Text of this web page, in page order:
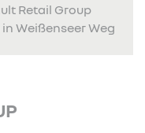
Retail Group
Weißenseer Weg